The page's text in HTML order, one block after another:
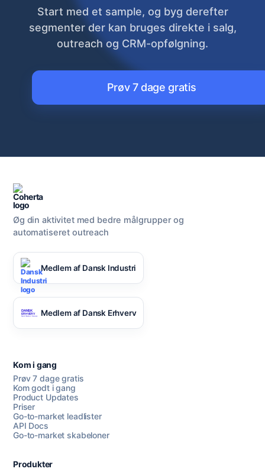
Start med et sample, og byg derefter
segmenter der kan bruges direkte i salg,
outreach og CRM-opfølgning.
Prøv 7 dage gratis
Øg din aktivitet med bedre målgrupper og
automatiseret outreach
Medlem af Dansk Industri
Medlem af Dansk Erhverv
Kom i gang
Prøv 7 dage gratis
Kom godt i gang
Product Updates
Priser
Go-to-market leadlister
API Docs
Go-to-market skabeloner
Produkter